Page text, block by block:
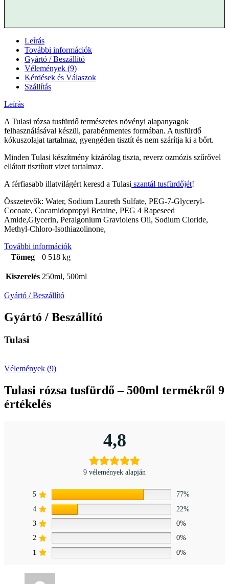
Leírás
További információk
Gyártó / Beszállító
Vélemények (9)
Kérdések és Válaszok
Szállítás
Leírás
A Tulasi rózsa tusfürdő természetes növényi alapanyagok
felhasználásával készül, parabénmentes formában. A tusfürdő
kókuszolajat tartalmaz, gyengéden tisztít és nem szárítja ki a bőrt.
Minden Tulasi készítmény kizárólag tiszta, reverz ozmózis szűrővel
ellátott tisztított vizet tartalmaz.
A férfiasabb illatvilágért keresd a Tulasi szantál tusfürdőjét!
Összetevők: Water, Sodium Laureth Sulfate, PEG-7-Glyceryl-
Cocoate, Cocamidopropyl Betaine, PEG 4 Rapeseed
Amide,Glycerin, Peralgonium Graviolens Oil, Sodium Cloride,
Methyl-Chloro-Isothiazolinone,
További információk
Tömeg
0 518 kg
Kiszerelés 250ml, 500ml
Gyártó / Beszállító
Gyártó / Beszállító
Tulasi
Vélemények (9)
Tulasi rózsa tusfürdő – 500ml termékről 9
értékelés
4,8
9 vélemények alapján
5
77%
4
22%
3
0%
2
0%
1
0%